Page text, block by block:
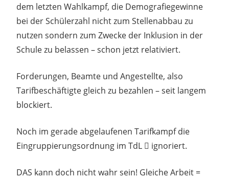
dem letzten Wahlkampf, die Demografiegewinne
bei der Schülerzahl nicht zum Stellenabbau zu
nutzen sondern zum Zwecke der Inklusion in der
Schule zu belassen – schon jetzt relativiert.
Forderungen, Beamte und Angestellte, also
Tarifbeschäftigte gleich zu bezahlen – seit langem
blockiert.
Noch im gerade abgelaufenen Tarifkampf die
Eingruppierungsordnung im TdL  ignoriert.
DAS kann doch nicht wahr sein! Gleiche Arbeit =